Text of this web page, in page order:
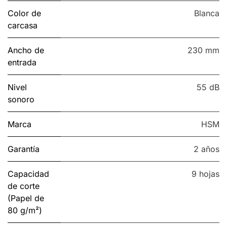
Color de
carcasa
Blanca
Ancho de
entrada
230 mm
Nivel
sonoro
55 dB
Marca HSM
Garantía 2 años
Capacidad
de corte
(Papel de
80 g/m²)
9 hojas